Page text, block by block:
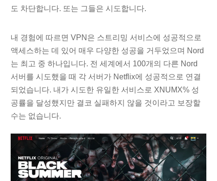
도 차단합니다. 또는 그들은 시도합니다.
내 경험에 따르면 VPN은 스트리밍 서비스에 성공적으로
액세스하는 데 있어 매우 다양한 성공을 거두었으며 Nord
는 최고 중 하나입니다. 전 세계에서 100개의 다른 Nord
서버를 시도했을 때 각 서버가 Netflix에 성공적으로 연결
되었습니다. 내가 시도한 유일한 서비스로 XNUMX% 성
공률을 달성했지만 결코 실패하지 않을 것이라고 보장할
수는 없습니다.